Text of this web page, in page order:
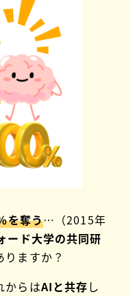
を奪う…（2015年
ード大学の共同研
ますか？
からはAIと共存し